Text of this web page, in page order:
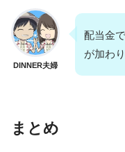
DINNER夫婦
配当金
が加わ
まとめ